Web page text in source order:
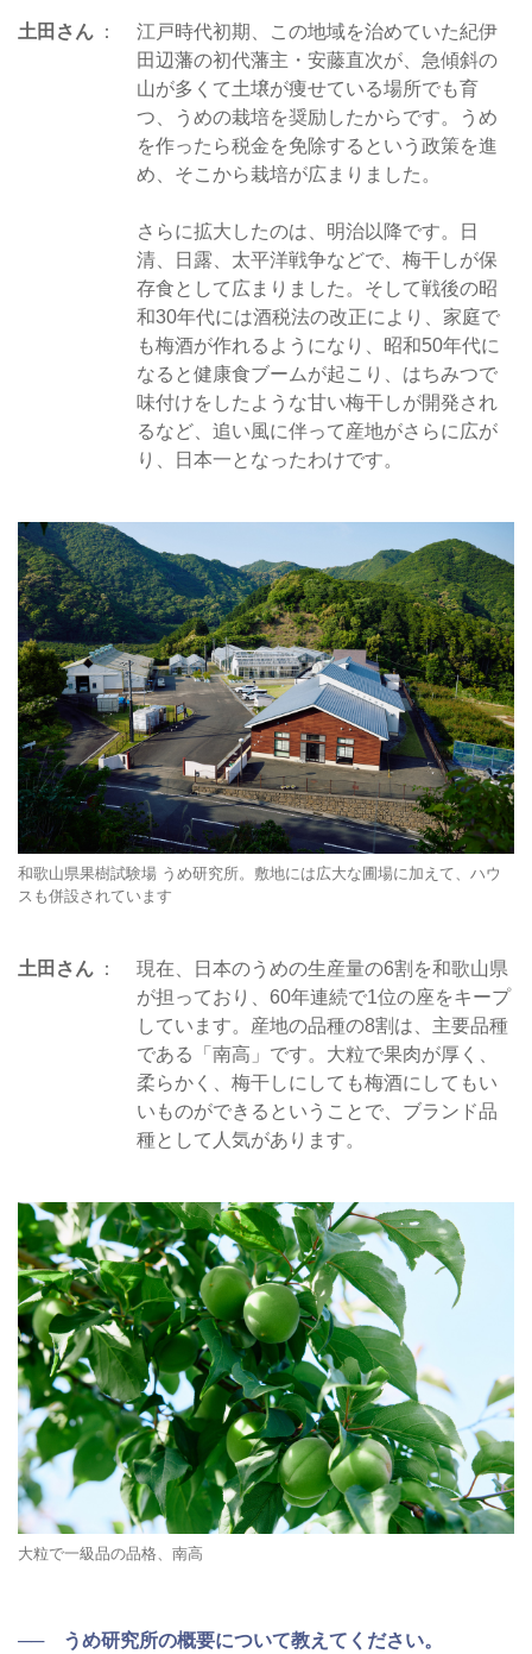
土田さん
江戸時代初期、この地域を治めていた紀伊
田辺藩の初代藩主・安藤直次が、急傾斜の
山が多くて土壌が痩せている場所でも育
つ、うめの栽培を奨励したからです。うめ
を作ったら税金を免除するという政策を進
め、そこから栽培が広まりました。
さらに拡大したのは、明治以降です。日
清、日露、太平洋戦争などで、梅干しが保
存食として広まりました。そして戦後の昭
和30年代には酒税法の改正により、家庭で
も梅酒が作れるようになり、昭和50年代に
なると健康食ブームが起こり、はちみつで
味付けをしたような甘い梅干しが開発され
るなど、追い風に伴って産地がさらに広が
り、日本一となったわけです。
和歌山県果樹試験場 うめ研究所。敷地には広大な圃場に加えて、ハウ
スも併設されています
土田さん
現在、日本のうめの生産量の6割を和歌山県
が担っており、60年連続で1位の座をキープ
しています。産地の品種の8割は、主要品種
である「南高」です。大粒で果肉が厚く、
柔らかく、梅干しにしても梅酒にしてもい
いものができるということで、ブランド品
種として人気があります。
大粒で一級品の品格、南高
── うめ研究所の概要について教えてください。